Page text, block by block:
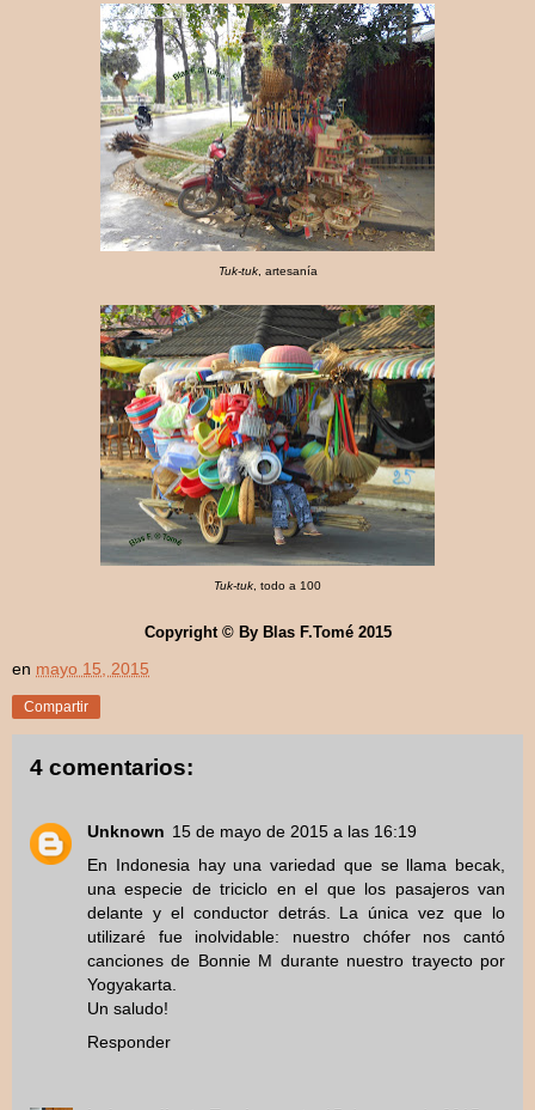
Tuk-tuk, artesanía
Tuk-tuk , todo a 100
Copyright © By Blas F.Tomé 2015
en mayo 15, 2015
Compartir
4 comentarios:
Unknown 15 de mayo de 2015 a las 16:19
En Indonesia hay una variedad que se llama becak,
una especie de triciclo en el que los pasajeros van
delante y el conductor detrás. La única vez que lo
utilizaré fue inolvidable: nuestro chófer nos cantó
canciones de Bonnie M durante nuestro trayecto por
Yogyakarta.
Un saludo!
Responder